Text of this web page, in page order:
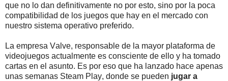
que no lo dan definitivamente no por esto, sino por la poca
compatibilidad de los juegos que hay en el mercado con
nuestro sistema operativo preferido.
La empresa Valve, responsable de la mayor plataforma de
videojuegos actualmente es consciente de ello y ha tomado
cartas en el asunto. Es por eso que ha lanzado hace apenas
unas semanas Steam Play, donde se pueden jugar a